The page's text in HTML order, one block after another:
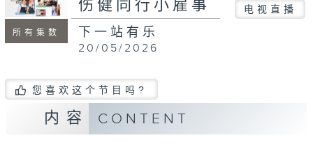
所有集数
伤健同行小雇事 电视直播
下一站有乐
20/05/2026
您喜欢这个节目吗?
内容 CONTENT